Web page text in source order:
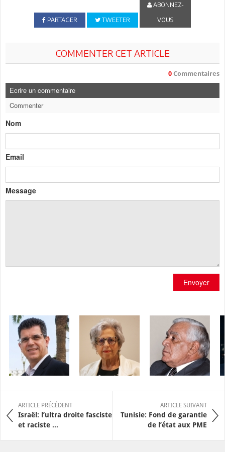
PARTAGER TWEETER
ABONNEZ-
VOUS
COMMENTER CET ARTICLE
0 Commentaires
Ecrire un commentaire
Commenter
Nom
Email
Message
Envoyer
ARTICLE PRÉCÉDENT
Israël: l’ultra droite fasciste
et raciste ...
ARTICLE SUIVANT
Tunisie: Fond de garantie
de l’état aux PME